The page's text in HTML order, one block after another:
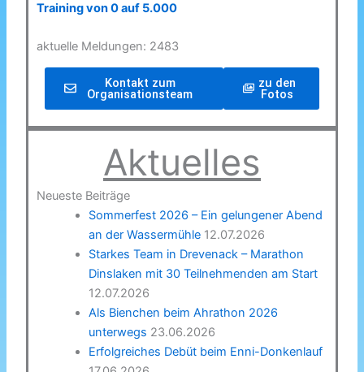
Training von 0 auf 5.000
aktuelle Meldungen: 2483
Kontakt zum
Organisationsteam
zu den
Fotos
Aktuelles
Neueste Beiträge
Sommerfest 2026 – Ein gelungener Abend
an der Wassermühle 12.07.2026
Starkes Team in Drevenack – Marathon
Dinslaken mit 30 Teilnehmenden am Start
12.07.2026
Als Bienchen beim Ahrathon 2026
unterwegs 23.06.2026
Erfolgreiches Debüt beim Enni-Donkenlauf